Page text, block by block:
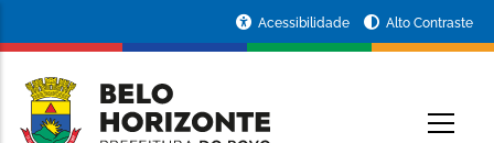
conteúdo
principal
da
Prefeitura
Acessibilidade Alto Contraste